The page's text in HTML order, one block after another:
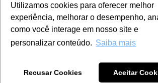
Utilizamos cookies para oferecer melhor
experiência, melhorar o desempenho,
como você interage em nosso site e
personalizar conteúdo. Saiba mais
Recusar Cookies Aceitar
Utilizamos cookies para oferecer melhor
experiência, melhorar o desempenho,
como você interage em nosso site e
personalizar conteúdo. Saiba mais
Recusar Cookies Aceitar
Parceiros